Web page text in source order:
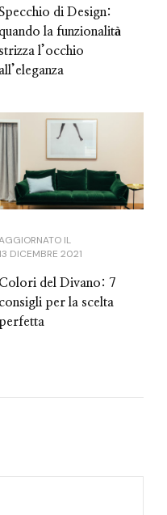
di Design:
quando la funzionalità
strizza l’occhio
all’eleganza
IL
13 DICEMBRE 2021
Colori del Divano: 7
consigli per la scelta
perfetta